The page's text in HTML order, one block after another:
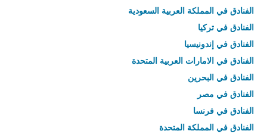
الفنادق في المملكة العربية السعودية
الفنادق في تركيا
الفنادق في إندونيسيا
الفنادق في الامارات العربية المتحدة
الفنادق في البحرين
الفنادق في مصر
الفنادق في فرنسا
الفنادق في المملكة المتحدة